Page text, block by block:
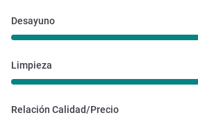
Desayuno
Limpieza
Relación Calidad/Precio